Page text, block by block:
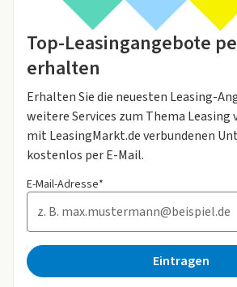
Top-Leasingangebote
erhalten
Erhalten Sie die neuesten Leasing-
weitere Services zum Thema Leasing
mit LeasingMarkt.de verbundenen
kostenlos per E-Mail.
E-Mail-Adresse*
Eintragen